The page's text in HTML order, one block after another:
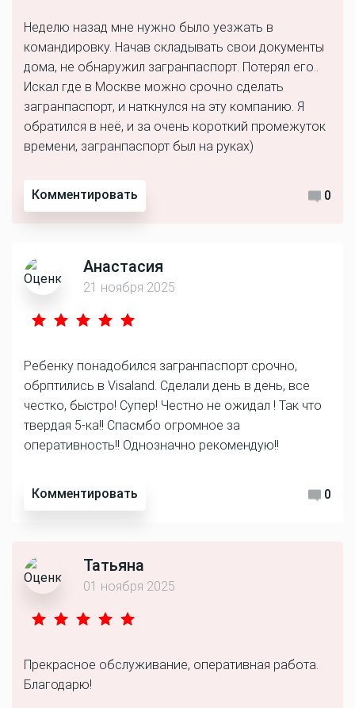
Неделю назад мне нужно было уезжать в
командировку. Начав складывать свои документы
дома, не обнаружил загранпаспорт. Потерял его..
Искал где в Москве можно срочно сделать
загранпаспорт, и наткнулся на эту компанию. Я
обратился в неё, и за очень короткий промежуток
времени, загранпаспорт был на руках)
Комментировать 0
Анастасия
21 ноября 2025
Ребенку понадобился загранпаспорт срочно,
обрптились в Visaland. Сделали день в день, все
честко, быстро! Супер! Честно не ожидал ! Так что
твердая 5-ка!! Спасмбо огромное за
оперативность!! Однозначно рекомендую!!
Комментировать 0
Татьяна
01 ноября 2025
Прекрасное обслуживание, оперативная работа.
Благодарю!